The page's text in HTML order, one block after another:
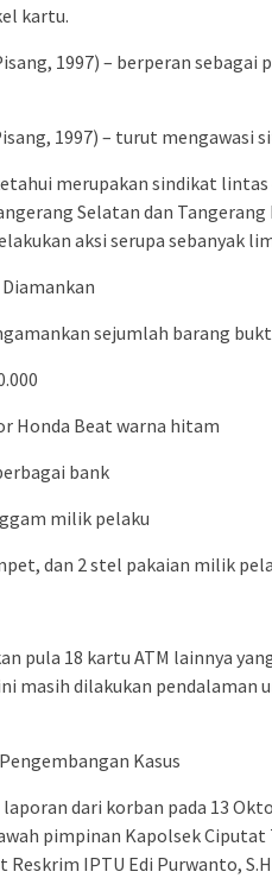
kartu.
1997) – berperan
1997) – turut mengawasi
merupakan sindikat
Selatan dan
aksi serupa sebanyak
sejumlah barang
Honda Beat warna hitam
bank
milik pelaku
dan 2 stel pakaian milik
pula 18 kartu ATM lainnya
masih dilakukan
Kasus
dari korban pada 13
pimpinan Kapolsek Ciputat
Reskrim IPTU Edi Purwanto,